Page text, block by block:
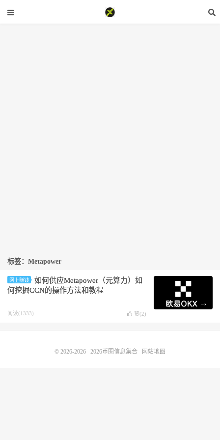
标签：Metapower
网上赚钱
如何供应Metapower（元算力）如
何挖掘CCN的操作方法和教程
阅读(1333) 赞(2)
© 2026-2026 2026币圈信息集合 网站地图